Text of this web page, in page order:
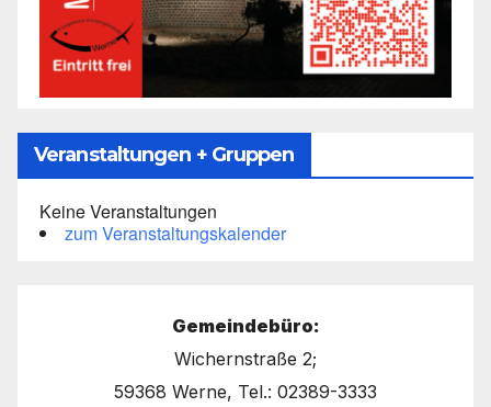
Veranstaltungen + Gruppen
Keine Veranstaltungen
zum Veranstaltungskalender
Gemeindebüro:
Wichernstraße 2;
59368 Werne, Tel.: 02389-3333